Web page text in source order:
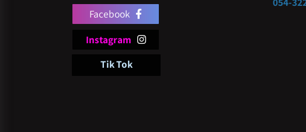
Welcome to
follow
Facebook